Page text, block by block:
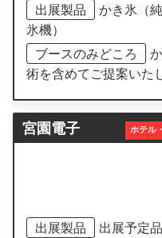
出展製品
かき氷（
氷機）
ブースのみどころ
術を含めてご提案いた
宮園電子 ホテル
出展製品
出展予定